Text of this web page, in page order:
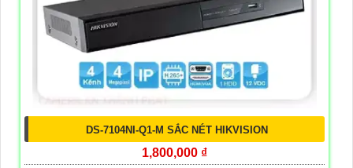
DS-7104NI-Q1-M SẮC NÉT HIKVISION
1,800,000 ₫